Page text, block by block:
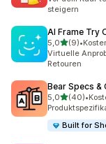
steigern
AI Frame Try
5,0von 5
(9)
9 Rezensionen
•
Virtuelle
Retouren
Bear Specs &
5,0von 5
(40)
40 •
Built for